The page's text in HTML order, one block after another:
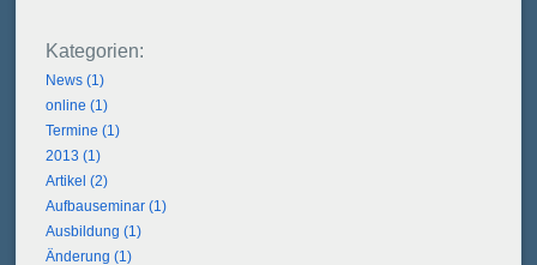
News (1)
online (1)
Termine (1)
2013 (1)
Artikel (2)
Aufbauseminar (1)
Ausbildung (1)
Änderung (1)